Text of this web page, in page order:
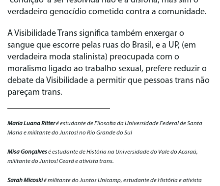
verdadeiro genocídio cometido contra a comunidade.
A Visibilidade Trans significa também enxergar o
sangue que escorre pelas ruas do Brasil, e a UP, (em
verdadeira moda stalinista) preocupada com o
moralismo ligado ao trabalho sexual, prefere reduzir o
debate da Visibilidade a permitir que pessoas trans não
pareçam trans.
Maria Luana Ritteré estudante de Filosofia da Universidade Federal de Santa
Maria e militante do Juntos! no Rio Grande do Sul
Misa Gonçalvesé estudante de História na Universidade do Vale do Acaraú,
militante do Juntos! Ceará e ativista trans.
Sarah Micoskié militante do Juntos Unicamp, estudante de História e ativista